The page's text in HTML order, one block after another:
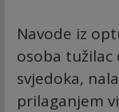
Navode iz
osoba tužilac
svjedoka,
prilaganjem